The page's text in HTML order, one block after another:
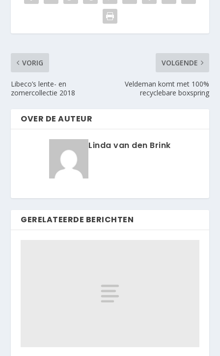
VORIG
Libeco’s lente- en
zomercollectie 2018
VOLGENDE
Veldeman komt met 100%
recyclebare boxspring
OVER DE AUTEUR
Linda van den Brink
GERELATEERDE BERICHTEN